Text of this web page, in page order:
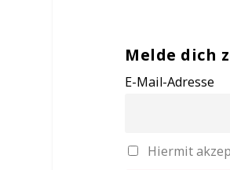
Melde dich
E-Mail-Adresse
Hiermit